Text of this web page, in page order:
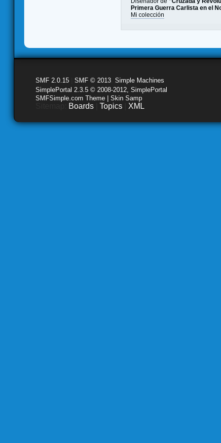
Primera Guerra Carlista en el
Mi colección
SMF 2.0.15 SMF © 2013 Simple Machines
SimplePortal 2.3.5 © 2008-2012, SimplePortal
SMFSimple.com Theme | Skin Samp
Boards Topics XML